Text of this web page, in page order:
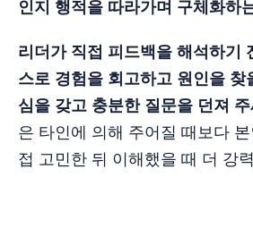
인지 행적을 따라가며 구체화하
리더가 직접 피드백을 해석하기
스로 경험을 회고하고 원인을 찾
심을 갖고 충분한 질문을 던져
은 타인에 의해 주어질 때보다
접 고민한 뒤 이해했을 때 더 강